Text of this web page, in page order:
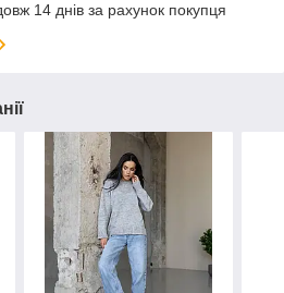
14 днів за рахунок покупця